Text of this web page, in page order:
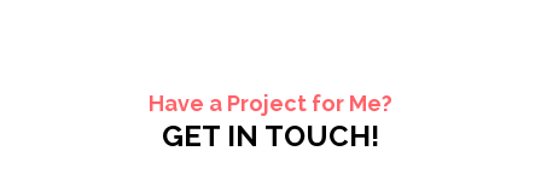
Have a Project for Me?
GET IN TOUCH!